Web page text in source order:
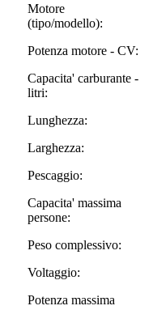
Motore
(tipo/modello):
Potenza motore - CV:
Capacita' carburante -
litri:
Lunghezza:
Larghezza:
Pescaggio:
Capacita' massima
persone:
Peso complessivo:
Voltaggio:
Potenza massima